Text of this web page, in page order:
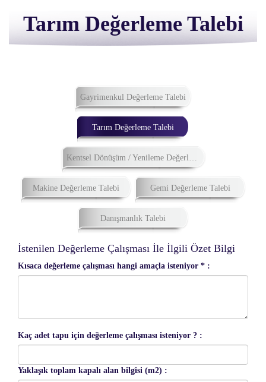
Tarım Değerleme Talebi
Gayrimenkul Değerleme Talebi
Tarım Değerleme Talebi
Kentsel Dönüşüm / Yenileme Değerleme Talebi
Makine Değerleme Talebi Gemi Değerleme Talebi
Danışmanlık Talebi
İstenilen Değerleme Çalışması İle İlgili Özet Bilgi
Kısaca değerleme çalışması hangi amaçla isteniyor * :
Kaç adet tapu için değerleme çalışması isteniyor ? :
Yaklaşık toplam kapalı alan bilgisi (m2) :